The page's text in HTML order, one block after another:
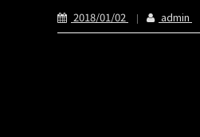
2018/01/02 admin